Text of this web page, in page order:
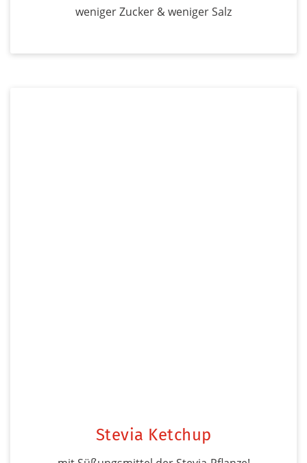
weniger Zucker & weniger Salz
Stevia Ketchup